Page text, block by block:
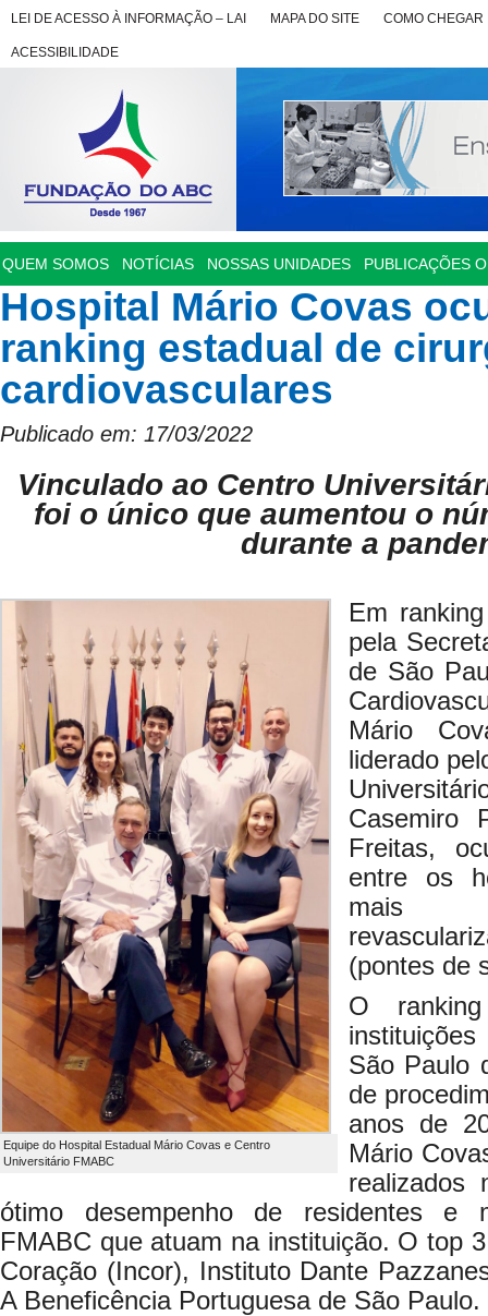
LEI DE ACESSO À INFORMAÇÃO – LAI MAPA DO SITE COMO CHEGAR
ACESSIBILIDADE
QUEM SOMOS NOTÍCIAS NOSSAS UNIDADES PUBLICAÇÕES
Hospital Mário Covas
ranking estadual de
cardiovasculares
Publicado em: 17/03/2022
Vinculado ao Centro
foi o único que aumentou o
durante a
Equipe do Hospital Estadual Mário Covas e Centro
Universitário FMABC
Em
pela
de São
Mário
liderado
Casemiro
Freitas,
entre os
mais
(pontes de
O
São Paulo
de
anos de
Mário
realizados
ótimo desempenho de residentes e
FMABC que atuam na instituição. O top
Coração (Incor), Instituto Dante
A Beneficência Portuguesa de São Paulo.